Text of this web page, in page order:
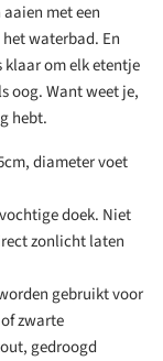
met een
waterbad. En
om elk etentje
oog. Want weet je,
hebt.
diameter voet
doek. Niet
zonlicht laten
gebruikt voor
zwarte
gedroogd